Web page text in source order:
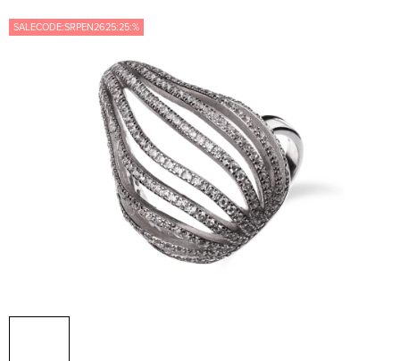
SALECODE:SRPEN2625:25:%